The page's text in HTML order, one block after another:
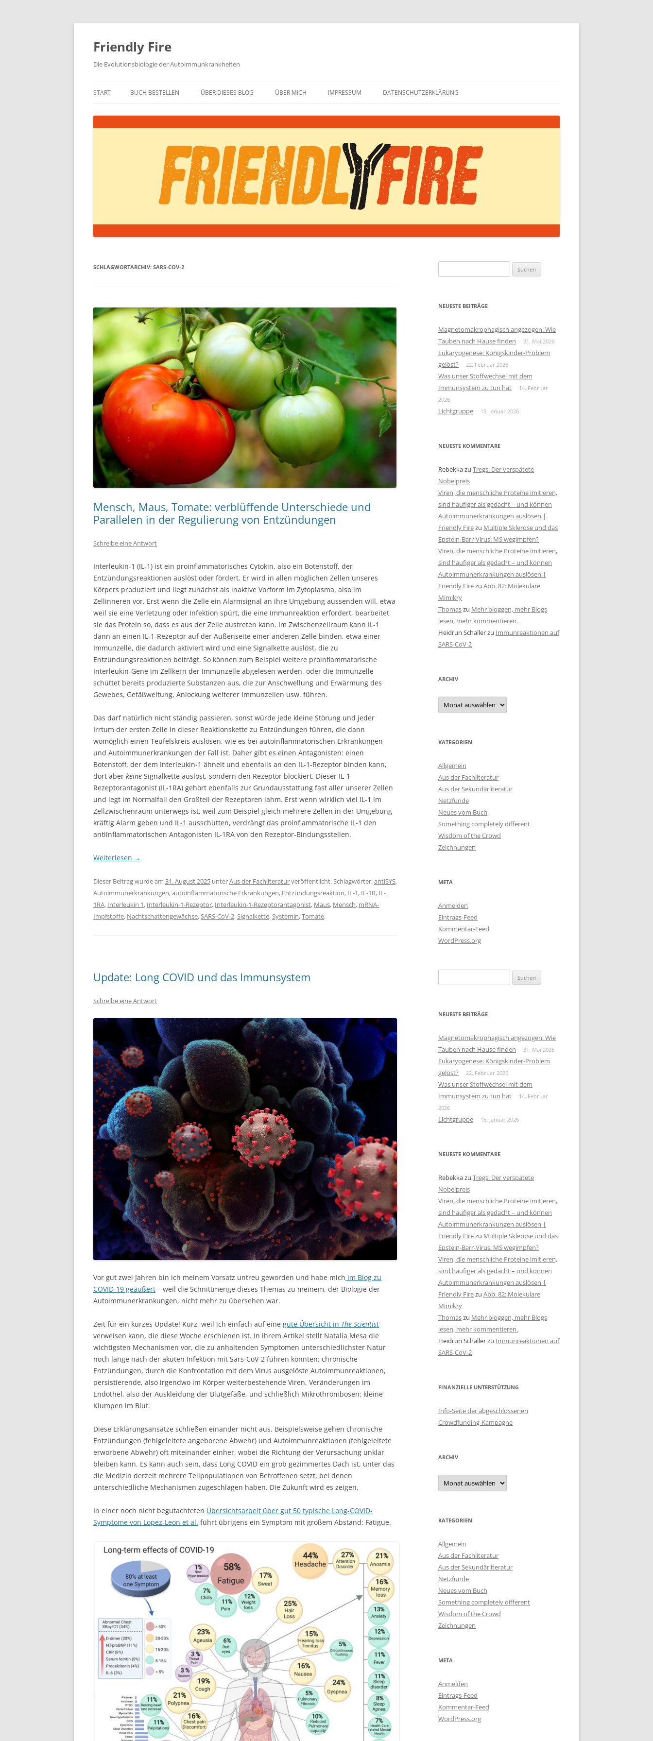
Zum
springen
Friendly Fire
Die Evolutionsbiologie der Autoimmunkrankheiten
START BUCH BESTELLEN ÜBER DIESES BLOG ÜBER MICH IMPRESSUM DATENSCHUTZERKLÄRUNG
SCHLAGWORTARCHIV: SARS-COV-2
Mensch, Maus, Tomate: verblüffende Unterschiede und
Parallelen in der Regulierung von Entzündungen
Schreibe eine Antwort
Interleukin-1 (IL-1) ist ein proinflammatorisches Cytokin, also ein Botenstoff, der
Entzündungsreaktionen auslöst oder fördert. Er wird in allen möglichen Zellen unseres
Körpers produziert und liegt zunächst als inaktive Vorform im Zytoplasma, also im
Zellinneren vor. Erst wenn die Zelle ein Alarmsignal an ihre Umgebung aussenden will, etwa
weil sie eine Verletzung oder Infektion spürt, die eine Immunreaktion erfordert, bearbeitet
sie das Protein so, dass es aus der Zelle austreten kann. Im Zwischenzellraum kann IL-1
dann an einen IL-1-Rezeptor auf der Außenseite einer anderen Zelle binden, etwa einer
Immunzelle, die dadurch aktiviert wird und eine Signalkette auslöst, die zu
Entzündungsreaktionen beiträgt. So können zum Beispiel weitere proinflammatorische
Interleukin-Gene im Zellkern der Immunzelle abgelesen werden, oder die Immunzelle
schüttet bereits produzierte Substanzen aus, die zur Anschwellung und Erwärmung des
Gewebes, Gefäßweitung, Anlockung weiterer Immunzellen usw. führen.
Das darf natürlich nicht ständig passieren, sonst würde jede kleine Störung und jeder
Irrtum der ersten Zelle in dieser Reaktionskette zu Entzündungen führen, die dann
womöglich einen Teufelskreis auslösen, wie es bei autoinflammatorischen Erkrankungen
und Autoimmunerkrankungen der Fall ist. Daher gibt es einen Antagonisten: einen
Botenstoff, der dem Interleukin-1 ähnelt und ebenfalls an den IL-1-Rezeptor binden kann,
dort aber keine Signalkette auslöst, sondern den Rezeptor blockiert. Dieser IL-1-
Rezeptorantagonist (IL-1RA) gehört ebenfalls zur Grundausstattung fast aller unserer Zellen
und legt im Normalfall den Großteil der Rezeptoren lahm. Erst wenn wirklich viel IL-1 im
Zellzwischenraum unterwegs ist, weil zum Beispiel gleich mehrere Zellen in der Umgebung
kräftig Alarm geben und IL-1 ausschütten, verdrängt das proinflammatorische IL-1 den
antiinflammatorischen Antagonisten IL-1RA von den Rezeptor-Bindungsstellen.
Weiterlesen →
Dieser Beitrag wurde am 31. August 2025 unterAus der Fachliteraturveröffentlicht. Schlagwörter:antiSYS,
Autoimmunerkrankungen,autoinflammatorische Erkrankungen, Entzündungsreaktion, IL-1, IL-1R, IL-
1RA, Interleukin 1, Interleukin-1-Rezeptor, Interleukin-1-Rezeptorantagonist, Maus, Mensch, mRNA-
Impfstoffe, Nachtschattengewächse,SARS-CoV-2,Signalkette,Systemin,Tomate.
Update: Long COVID und das Immunsystem
Schreibe eine Antwort
Vor gut zwei Jahren bin ich meinem Vorsatz untreu geworden und habe mich im Blog zu
COVID-19 geäußert – weil die Schnittmenge dieses Themas zu meinem, der Biologie der
Autoimmunerkrankungen, nicht mehr zu übersehen war.
Zeit für ein kurzes Update! Kurz, weil ich einfach auf eine gute Übersicht in The Scientist
verweisen kann, die diese Woche erschienen ist. In ihrem Artikel stellt Natalia Mesa die
wichtigsten Mechanismen vor, die zu anhaltenden Symptomen unterschiedlichster Natur
noch lange nach der akuten Infektion mit Sars-CoV-2 führen könnten: chronische
Entzündungen, durch die Konfrontation mit dem Virus ausgelöste Autoimmunreaktionen,
persistierende, also irgendwo im Körper weiterbestehende Viren, Veränderungen im
Endothel, also der Auskleidung der Blutgefäße, und schließlich Mikrothrombosen: kleine
Klumpen im Blut.
Diese Erklärungsansätze schließen einander nicht aus. Beispielsweise gehen chronische
Entzündungen (fehlgeleitete angeborene Abwehr) und Autoimmunreaktionen (fehlgeleitete
erworbene Abwehr) oft miteinander einher, wobei die Richtung der Verursachung unklar
bleiben kann. Es kann auch sein, dass Long COVID ein grob gezimmertes Dach ist, unter das
die Medizin derzeit mehrere Teilpopulationen von Betroffenen setzt, bei denen
unterschiedliche Mechanismen zugeschlagen haben. Die Zukunft wird es zeigen.
In einer noch nicht begutachteten Übersichtsarbeit über gut 50 typische Long-COVID-
Symptome von Lopez-Leon et al. führt übrigens ein Symptom mit großem Abstand: Fatigue.
nach:
NEUESTE BEITRÄGE
Magnetomakrophagisch angezogen: Wie
Tauben nach Hause finden
31. Mai 2026
Eukaryogenese: Königskinder-Problem
gelöst?
22. Februar 2026
Was unser Stoffwechsel mit dem
Immunsystem zu tun hat
14. Februar
2026
Lichtgruppe 15. Januar 2026
NEUESTE KOMMENTARE
Rebekkazu Tregs: Der verspätete
Nobelpreis
Viren, die menschliche Proteine imitieren,
sind häufiger als gedacht – und können
Autoimmunerkrankungen auslösen |
Friendly Firezu Multiple Sklerose und das
Epstein-Barr-Virus: MS wegimpfen?
Viren, die menschliche Proteine imitieren,
sind häufiger als gedacht – und können
Autoimmunerkrankungen auslösen |
Friendly Firezu Abb. 82: Molekulare
Mimikry
Thomaszu Mehr bloggen, mehr Blogs
lesen, mehr kommentieren.
Heidrun Schallerzu Immunreaktionen auf
SARS-CoV-2
ARCHIV
Archiv
KATEGORIEN
Allgemein
Aus der Fachliteratur
Aus der Sekundärliteratur
Netzfunde
Neues vom Buch
Something completely different
Wisdom of the Crowd
Zeichnungen
META
Anmelden
Eintrags-Feed
Kommentar-Feed
WordPress.org
nach:
NEUESTE BEITRÄGE
Magnetomakrophagisch angezogen: Wie
Tauben nach Hause finden
31. Mai 2026
Eukaryogenese: Königskinder-Problem
gelöst?
22. Februar 2026
Was unser Stoffwechsel mit dem
Immunsystem zu tun hat
14. Februar
2026
Lichtgruppe 15. Januar 2026
NEUESTE KOMMENTARE
Rebekkazu Tregs: Der verspätete
Nobelpreis
Viren, die menschliche Proteine imitieren,
sind häufiger als gedacht – und können
Autoimmunerkrankungen auslösen |
Friendly Firezu Multiple Sklerose und das
Epstein-Barr-Virus: MS wegimpfen?
Viren, die menschliche Proteine imitieren,
sind häufiger als gedacht – und können
Autoimmunerkrankungen auslösen |
Friendly Firezu Abb. 82: Molekulare
Mimikry
Thomaszu Mehr bloggen, mehr Blogs
lesen, mehr kommentieren.
Heidrun Schallerzu Immunreaktionen auf
SARS-CoV-2
FINANZIELLE UNTERSTÜTZUNG
Info-Seite der abgeschlossenen
Crowdfunding-Kampagne
ARCHIV
Archiv
KATEGORIEN
Allgemein
Aus der Fachliteratur
Aus der Sekundärliteratur
Netzfunde
Neues vom Buch
Something completely different
Wisdom of the Crowd
Zeichnungen
META
Anmelden
Eintrags-Feed
Kommentar-Feed
WordPress.org